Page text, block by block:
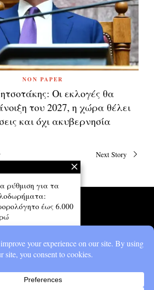
NON PAPER
Οι εκλογές θα
του 2027, η χώρα θέλει
και όχι ακυβερνησία
Next Story
ρύθμιση για τα
έως 6.000
6.000 ευρώ τον χρόνο από
ο Μητσοτάκης